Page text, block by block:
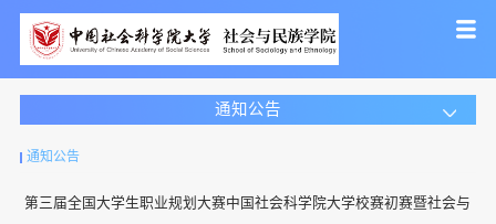
通知公告
通知公告
第三届全国大学生职业规划大赛中国社会科学院大学校赛初赛暨社会与